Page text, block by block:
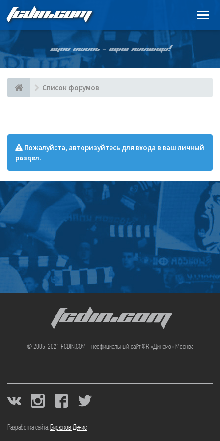
FCDIN.COM
ОДНА ЖИЗНЬ – ОДНА КОМАНДА!
Список форумов
Пожалуйста, авторизуйтесь для входа в ваш личный
раздел.
FCDIN.COM
© 2005-2021 FCDIN.COM - неофициальный сайт ФК «Динамо» Москва
Разработка сайта: Бирюков Денис